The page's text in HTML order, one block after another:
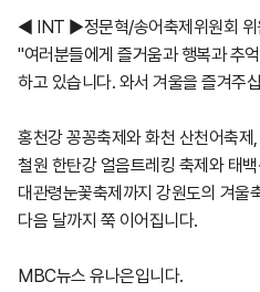
◀ INT ▶정문혁/송어축제위원회 위
"여러분들에게 즐거움과 행복과 추
하고 있습니다. 와서 겨울을 즐겨주
홍천강 꽁꽁축제와 화천 산천어축제,
철원 한탄강 얼음트레킹 축제와 태
대관령눈꽃축제까지 강원도의 겨울
다음 달까지 쭉 이어집니다.
MBC뉴스 유나은입니다.